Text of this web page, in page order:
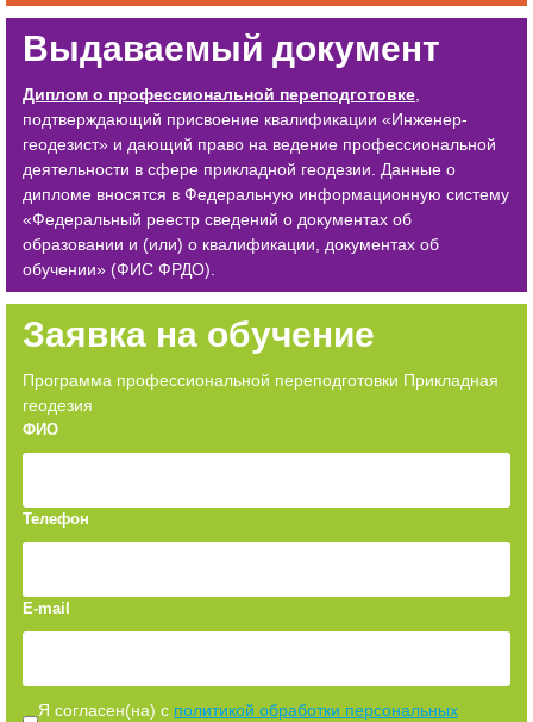
Выдаваемый документ
Диплом о профессиональной переподготовке
подтверждающий присвоение квалификации «Инженер-
геодезист» и дающий право на ведение профессиональной
деятельности в сфере прикладной геодезии. Данные о
дипломе вносятся в Федеральную информационную систему
«Федеральный реестр сведений о документах об
образовании и (или) о квалификации, документах об
обучении» (ФИС ФРДО).
Заявка на обучение
Программа профессиональной переподготовки Прикладная
геодезия
ФИО
Телефон
E-mail
Я согласен(на) с политикой обработки персональных